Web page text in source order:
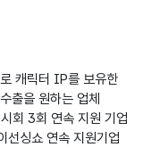
캐릭터 IP를 보유한
출을 원하는 업체
회 3회 연속 지원 기업
싱쇼 연속 지원기업